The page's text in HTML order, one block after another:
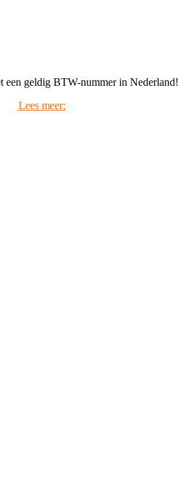
een geldig BTW-nummer in Nederland!
Lees meer: